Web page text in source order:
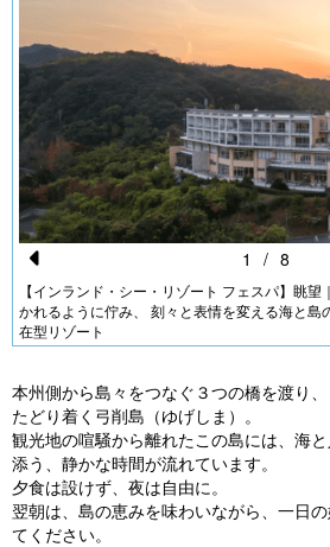
Pr
e
vi
o
u
s
【インランド・シー・リゾート フェスパ】眺
かれるように佇み、 刻々と表情を変える海と島
在型リゾート
1 / 8
本州側から島々をつなぐ３つの橋を渡り
たどり着く弓削島（ゆげしま）。
観光地の喧騒から離れたこの島には、海
添う、静かな時間が流れています。
夕食は設けず、夜は自由に。
翌朝は、島の恵みを味わいながら、一日
てください。